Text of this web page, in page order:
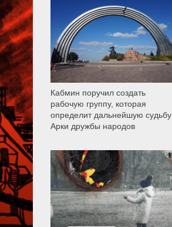
Кабмин поручил создать
рабочую группу, которая
определит дальнейшую судьбу
Арки дружбы народов
9 790
12 304